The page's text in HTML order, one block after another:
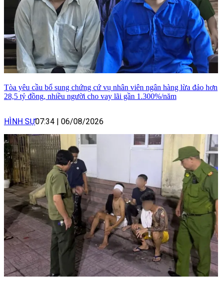
Tòa yêu cầu bổ sung chứng cứ vụ nhân viên ngân hàng lừa đảo hơn
28,5 tỷ đồng, nhiều người cho vay lãi gần 1.300%/năm
HÌNH SỰ07:34 06/08/2026